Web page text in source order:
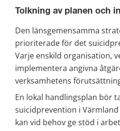
Tolkning av planen och
Den länsgemensamma
prioriterade för det
Varje enskild organisation,
implementera angivna
verksamhetens
En lokal handlingsplan bör
suicidprevention i
kan vid behov ge stöd i